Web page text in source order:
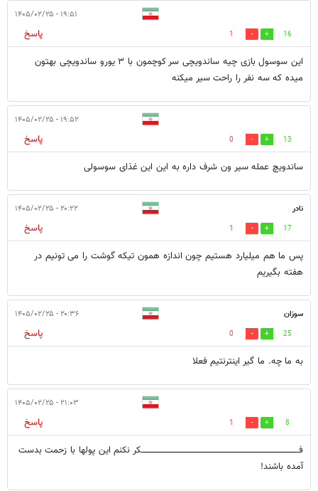
۱۹:۵۱ - ۱۴۰۵/۰۲/۲۵
16
1
پاسخ
این سوسول بازی چیه ساندویچی سر کوچمون با ۳ یورو ساندویچی بهتون
میده که سه نفر را راحت سیر میکنه
۱۹:۵۲ - ۱۴۰۵/۰۲/۲۵
13
0
پاسخ
ساندویچ عمله سیر ون شرف داره به این این غذای سوسولی
نادر ۲۰:۲۲ - ۱۴۰۵/۰۲/۲۵
17
1
پاسخ
پس ما هم میلیارد هستیم چون اندازه همون تیکه گوشت را می تونیم در
هفته بگیریم
سوزان ۲۰:۳۶ - ۱۴۰۵/۰۲/۲۵
25
0
پاسخ
به ما چه. ما گیر اینترنتیم فعلا
۲۱:۰۳ - ۱۴۰۵/۰۲/۲۵
8
1
پاسخ
فـــــــــــــــــــــــــــــــــــــــــــــــــــــــــــــــــــــــــــــــــــــــــــــــــــــــــــــــکر نکنم این پولها با زحمت بدست
آمده باشند!